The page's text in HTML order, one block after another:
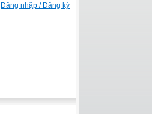
Đăng nhập / Đăng ký